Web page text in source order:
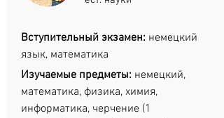
Вступительный экзамен: немецкий
язык, математика
Изучаемые предметы: немецкий,
математика, физика, химия,
информатика, черчение (1